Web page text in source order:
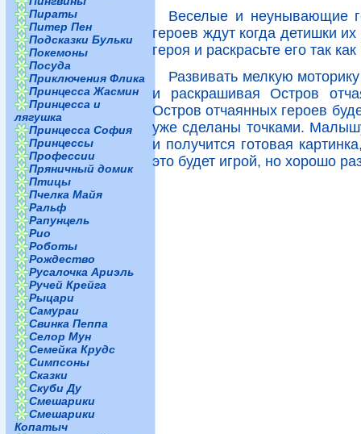
Пираты
Питер Пен
Подсказки Бульки
Покемоны
Посуда
Приключения Флика
Принцесса Жасмин
Принцесса и
лягушка
Принцесса София
Принцессы
Профессии
Пряничный домик
Птицы
Пчелка Майя
Ральф
Рапунцель
Рио
Роботы
Рождество
Русалочка Ариэль
Ручей Крейга
Рыцари
Самураи
Свинка Пеппа
Селор Мун
Семейка Крудс
Симпсоны
Сказки
Скуби Ду
Смешарики
Смешарики
Копатыч
Веселые и неунывающие
героев ждут когда детишки
героя и раскрасьте его так
Развивать мелкую
и раскрашивая Остров
Остров отчаянных героев
уже сделаны точками.
и получится готовая
это будет игрой, но хорошо